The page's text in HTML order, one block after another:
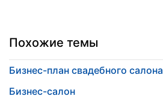
Похожие темы
Бизнес-план свадебного салона
Бизнес-салон